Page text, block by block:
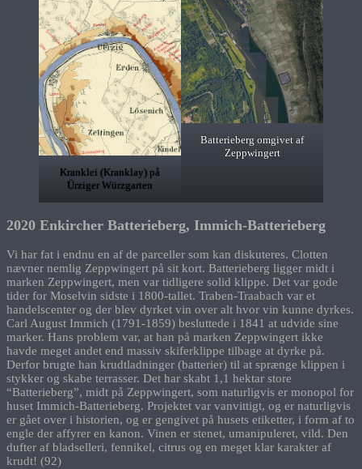
Kranklei (Kranklay) på
Ürziger Würzgarten
Batterieberg omgivet af
Zeppwingert
2020 Enkircher Batterieberg, Immich-Batterieberg
Vi har fat i endnu en af de parceller som kan diskuteres. Clotten
nævner nemlig Zeppwingert på sit kort. Batterieberg ligger midt i
marken Zeppwingert, men var tidligere solid klippe. Det var gode
tider for Moselvin sidste i 1800-tallet. Traben-Traabach var et
handelscenter og der blev dyrket vin over alt hvor vin kunne dyrkes.
Carl August Immich (1791-1859) besluttede i 1841 at udvide sine
marker. Hans problem var, at han på marken Zeppwingert ikke
havde meget andet end massiv skiferklippe tilbage at dyrke på.
Derfor brugte han krudtladninger (batterier) til at sprænge klippen i
stykker og skabe terrasser. Det har skabt 1,1 hektar store
“Batterieberg”, midt på Zeppwingert, som naturligvis er monopol for
huset Immich-Batterieberg. Projektet var vanvittigt, og er naturligvis
er gået over i historien, og er gengivet på husets etiketter, i form af to
engle der affyrer en kanon. Vinen er stenet, umanipuleret, vild. Den
dufter af bladselleri, fennikel, citrus og en meget klar karakter af
krudt! (92)